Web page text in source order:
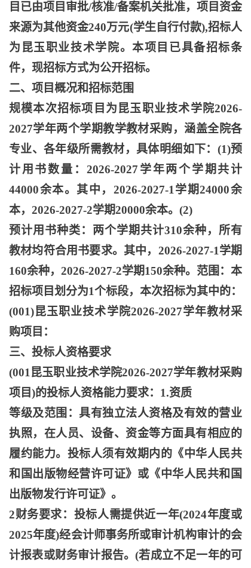
目已由项目审批/核准/备案机关批准，项目资金
来源为其他资金240万元(学生自行付款),招标人
为昆玉职业技术学院。本项目已具备招标条
件，现招标方式为公开招标。
二、项目概况和招标范围
规模本次招标项目为昆玉职业技术学院2026-
2027学年两个学期教学教材采购，涵盖全院各
专业、各年级所需教材，具体明细如下：(1)预
计用书数量：2026-2027学年两个学期共计
44000余本。其中，2026-2027-1学期24000余
本，2026-2027-2学期20000余本。(2)
预计用书种类：两个学期共计310余种，所有
教材均符合用书要求。其中，2026-2027-1学期
160余种，2026-2027-2学期150余种。范围：本
招标项目划分为1个标段，本次招标为其中的：
(001)昆玉职业技术学院2026-2027学年教材采
购项目：
三、投标人资格要求
(001昆玉职业技术学院2026-2027学年教材采购
项目)的投标人资格能力要求：1.资质
等级及范围：具有独立法人资格及有效的营业
执照，在人员、设备、资金等方面具有相应的
履约能力。投标人须有效期内的《中华人民共
和国出版物经营许可证》或《中华人民共和国
出版物发行许可证》。
2财务要求：投标人需提供近一年(2024年度或
2025年度)经会计师事务所或审计机构审计的会
计报表或财务审计报告。(若成立不足一年的可